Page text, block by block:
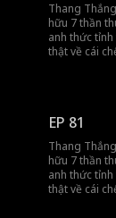
Thang
hữu 7 thần
anh thức
thật về cái
EP 81
Thang
hữu 7 thần
anh thức
thật về cái